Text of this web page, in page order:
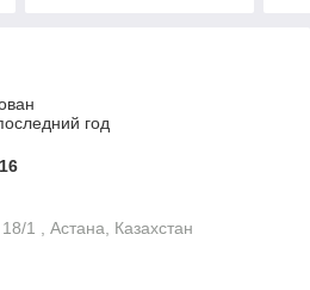
год
1 , Астана, Казахстан